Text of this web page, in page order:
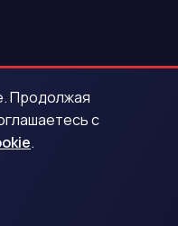
Продолжая
с
.